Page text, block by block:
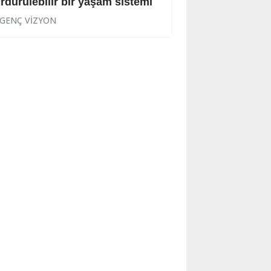
GENÇ VİZYON